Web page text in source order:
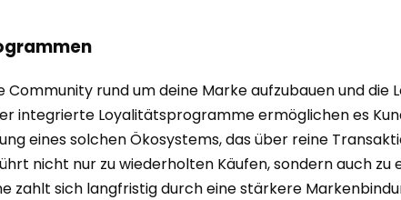
rund um deine Marke aufzubauen und die
integrierte Loyalitätsprogramme ermöglichen es
eines solchen Ökosystems, das über reine
nicht nur zu wiederholten Käufen, sondern auch
zahlt sich langfristig durch eine stärkere